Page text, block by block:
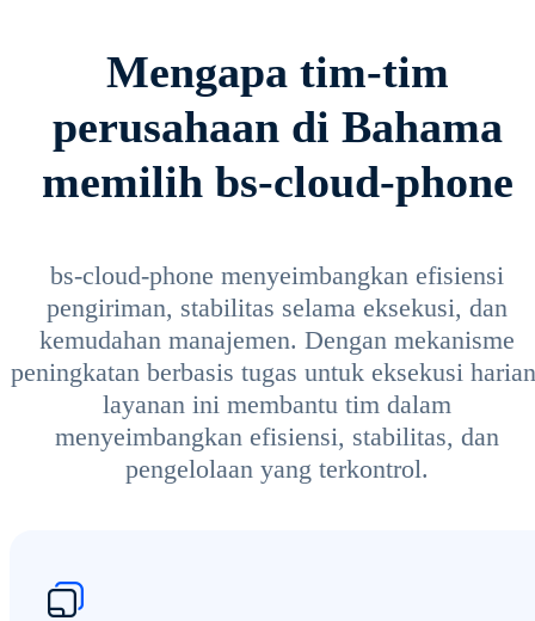
Mengapa tim-tim
perusahaan di Bahama
memilih bs-cloud-phone
bs-cloud-phone menyeimbangkan efisiensi
pengiriman, stabilitas selama eksekusi, dan
kemudahan manajemen. Dengan mekanisme
peningkatan berbasis tugas untuk eksekusi
layanan ini membantu tim dalam
menyeimbangkan efisiensi, stabilitas, dan
pengelolaan yang terkontrol.